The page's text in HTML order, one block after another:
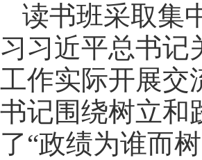
读书班采取集
习习近平总书记
工作实际开展交
书记围绕树立和
了“政绩为谁而